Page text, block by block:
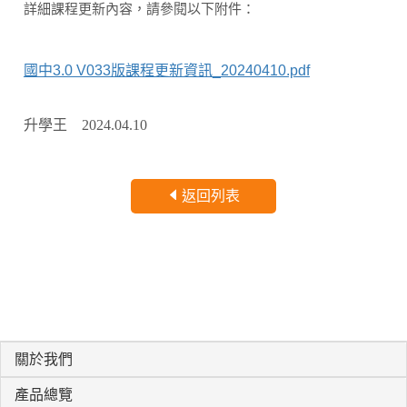
詳細課程更新內容，請參閱以下附件：
國中3.0 V033版課程更新資訊_20240410.pdf
升學王 2024.04.10
返回列表
關於我們
產品總覽